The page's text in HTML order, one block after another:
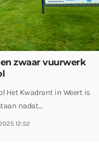
zwaar vuurwerk
Het Kwadrant in Weert is
nadat…
12:52